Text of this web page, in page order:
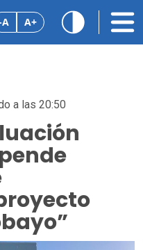
A A+
a las 20:50